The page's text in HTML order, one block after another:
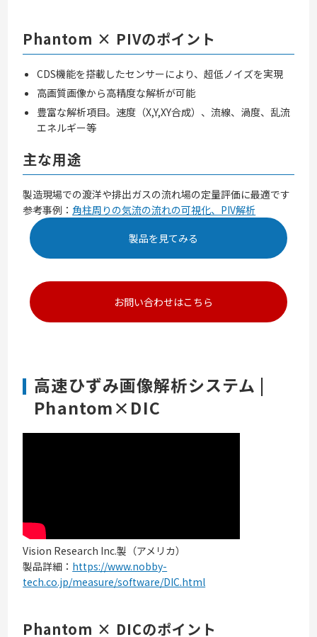
Phantom × PIVのポイント
CDS機能を搭載したセンサーにより、超低ノイズを実現
高画質画像から高精度な解析が可能
豊富な解析項目。速度（X,Y,XY合成）、流線、渦度、乱流
エネルギー等
主な用途
製造現場での渡洋や排出ガスの流れ場の定量評価に最適です
参考事例： 角柱周りの気流の流れの可視化、PIV解析
製品を見てみる
お問い合わせはこちら
高速ひずみ画像解析システム |
Phantom×DIC
Vision Research Inc.製（アメリカ）
製品詳細： https://www.nobby-
tech.co.jp/measure/software/DIC.html
Phantom × DICのポイント